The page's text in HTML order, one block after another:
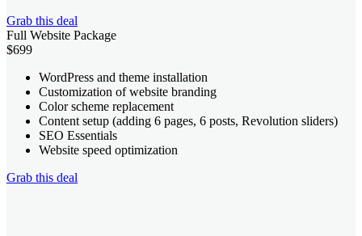
Grab this deal
Full Website Package
$699
WordPress and theme installation
Customization of website branding
Color scheme replacement
Content setup (adding 6 pages, 6 posts, Revolution sliders)
SEO Essentials
Website speed optimization
Grab this deal